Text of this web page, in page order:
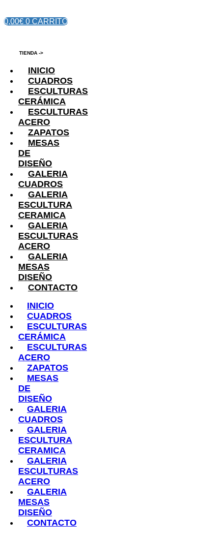
0,00€ 0 CARRITO
TIENDA ->
INICIO
CUADROS
ESCULTURAS
CERÁMICA
ESCULTURAS
ACERO
ZAPATOS
MESAS
DE
DISEÑO
GALERIA
CUADROS
GALERIA
ESCULTURA
CERAMICA
GALERIA
ESCULTURAS
ACERO
GALERIA
MESAS
DISEÑO
CONTACTO
INICIO
CUADROS
ESCULTURAS
CERÁMICA
ESCULTURAS
ACERO
ZAPATOS
MESAS
DE
DISEÑO
GALERIA
CUADROS
GALERIA
ESCULTURA
CERAMICA
GALERIA
ESCULTURAS
ACERO
GALERIA
MESAS
DISEÑO
CONTACTO